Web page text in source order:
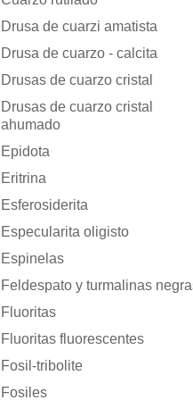
Drusa de cuarzi amatista
Drusa de cuarzo - calcita
Drusas de cuarzo cristal
Drusas de cuarzo cristal
ahumado
Epidota
Eritrina
Esferosiderita
Especularita oligisto
Espinelas
Feldespato y turmalinas
Fluoritas
Fluoritas fluorescentes
Fosil-tribolite
Fosiles